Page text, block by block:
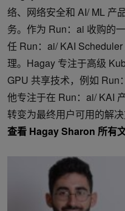
络、网络安全和 AI/ ML 产
务。作为 Run：ai 收购的
任 Run：ai/ KAI
理。Hagay 专注于高级
GPU 共享技术，例如 Run
他专注于在 Run：ai/ KAI
转变为最终用户可用的解决
查看 Hagay Sharon 所有